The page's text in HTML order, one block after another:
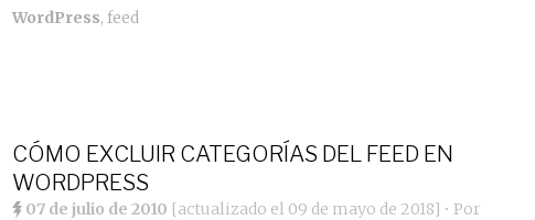
WordPress, feed
CÓMO EXCLUIR CATEGORÍAS DEL FEED EN
WORDPRESS
07 de julio de 2010 [actualizado el 09 de mayo de 2018] • Por